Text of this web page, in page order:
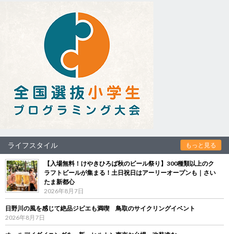
ライフスタイル もっと見る
【入場無料！けやきひろば秋のビール祭り】300種類以上のク
ラフトビールが集まる！土日祝日はアーリーオープンも｜さい
たま新都心
2026年8月7日
日野川の風を感じて絶品ジビエも満喫 鳥取のサイクリングイベント
2026年8月7日